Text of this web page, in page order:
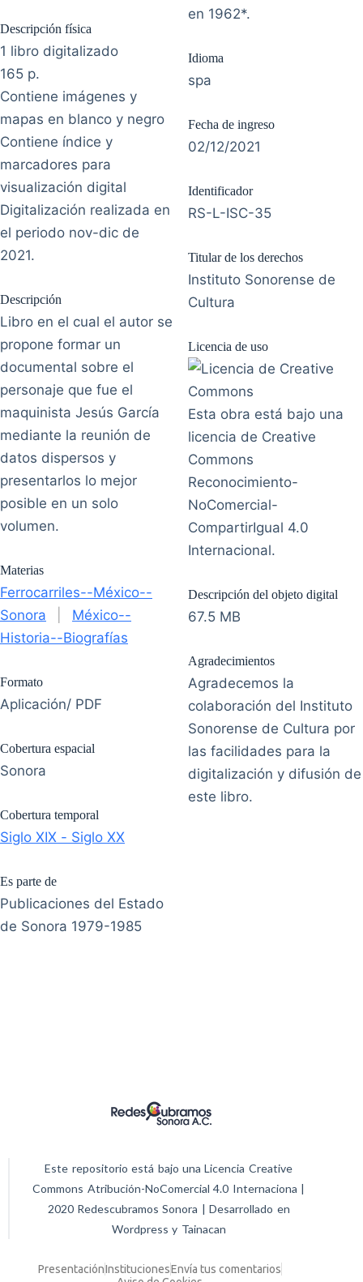
Descripción física
1 libro digitalizado
165 p.
Contiene imágenes y
mapas en blanco y negro
Contiene índice y
marcadores para
visualización digital
Digitalización realizada en
el periodo nov-dic de
2021.
Descripción
Libro en el cual el autor se
propone formar un
documental sobre el
personaje que fue el
maquinista Jesús García
mediante la reunión de
datos dispersos y
presentarlos lo mejor
posible en un solo
volumen.
Materias
Ferrocarriles--México--
Sonora
México--
Historia--Biografías
Formato
Aplicación/ PDF
Cobertura espacial
Sonora
Cobertura temporal
Siglo XIX - Siglo XX
Es parte de
Publicaciones del Estado
de Sonora 1979-1985
en 1962*.
Idioma
spa
Fecha de ingreso
02/12/2021
Identificador
RS-L-ISC-35
Titular de los derechos
Instituto Sonorense de
Cultura
Licencia de uso
Esta obra está bajo una
licencia de Creative
Commons
Reconocimiento-
NoComercial-
CompartirIgual 4.0
Internacional.
Descripción del objeto digital
67.5 MB
Agradecimientos
Agradecemos la
colaboración del Instituto
Sonorense de Cultura por
las facilidades para la
digitalización y difusión de
este libro.
Este repositorio está bajo una Licencia Creative
Commons Atribución-NoComercial 4.0 Internaciona |
2020 Redescubramos Sonora | Desarrollado en
Wordpress y Tainacan
PresentaciónInstitucionesEnvía tus comentarios